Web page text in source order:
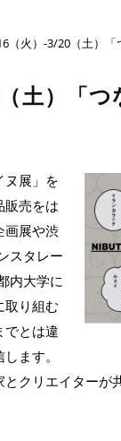
（火）-3/20（土）「
土）「
ヌ展」を
販売をは
画展や渋
スタレー
内大学に
取り組む
でとは違
ます。
クリエイターが